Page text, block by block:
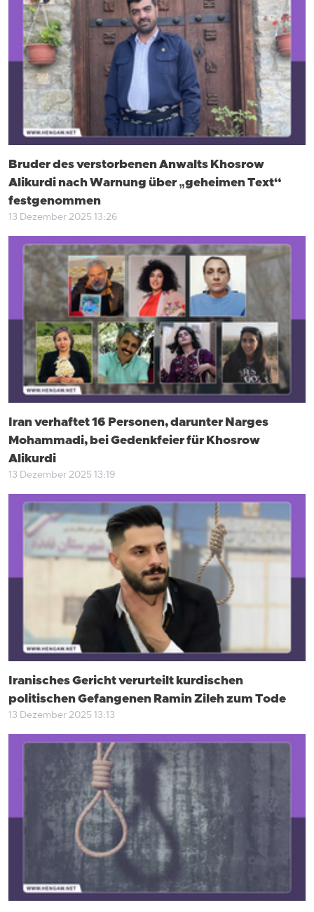
Bruder des verstorbenen Anwalts Khosrow
Alikurdi nach Warnung über „geheimen Text“
festgenommen
13 Dezember 2025 13:26
Iran verhaftet 16 Personen, darunter Narges
Mohammadi, bei Gedenkfeier für Khosrow
Alikurdi
13 Dezember 2025 13:19
Iranisches Gericht verurteilt kurdischen
politischen Gefangenen Ramin Zileh zum Tode
13 Dezember 2025 13:13